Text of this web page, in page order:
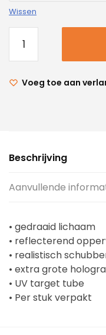
Wissen
Voeg toe aan
Beschrijving
Aanvullende
• gedraaid lichaam
• reflecterend
• realistisch
• extra grote
• UV target tube
• Per stuk verpakt